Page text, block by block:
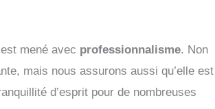
mené avec professionnalisme. Non
mais nous assurons aussi qu’elle est
d’esprit pour de nombreuses